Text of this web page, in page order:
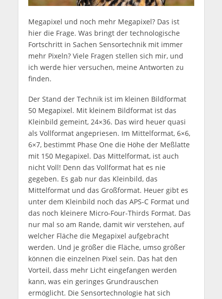
Megapixel und noch mehr Megapixel? Das ist
hier die Frage. Was bringt der technologische
Fortschritt in Sachen Sensortechnik mit immer
mehr Pixeln? Viele Fragen stellen sich mir, und
ich werde hier versuchen, meine Antworten zu
finden.
Der Stand der Technik ist im kleinen Bildformat
50 Megapixel. Mit kleinem Bildformat ist das
Kleinbild gemeint, 24×36. Das wird heuer quasi
als Vollformat angepriesen. Im Mittelformat, 6×6,
6×7, bestimmt Phase One die Höhe der Meßlatte
mit 150 Megapixel. Das Mittelformat, ist auch
nicht Voll! Denn das Vollformat hat es nie
gegeben. Es gab nur das Kleinbild, das
Mittelformat und das Großformat. Heuer gibt es
unter dem Kleinbild noch das APS-C Format und
das noch kleinere Micro-Four-Thirds Format. Das
nur mal so am Rande, damit wir verstehen, auf
welcher Fläche die Megapixel aufgebracht
werden. Und je größer die Fläche, umso größer
können die einzelnen Pixel sein. Das hat den
Vorteil, dass mehr Licht eingefangen werden
kann, was ein geringes Grundrauschen
ermöglicht. Die Sensortechnologie hat sich